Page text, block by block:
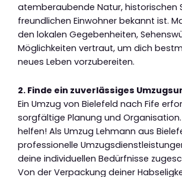
atemberaubende Natur, historischen
freundlichen Einwohner bekannt ist.
den lokalen Gegebenheiten,
Möglichkeiten vertraut, um dich
neues Leben vorzubereiten.
2. Finde ein zuverlässiges
Ein Umzug von Bielefeld nach Fife
sorgfältige Planung und
helfen! Als Umzug Lehmann aus
professionelle
deine individuellen Bedürfnisse
Von der Verpackung deiner